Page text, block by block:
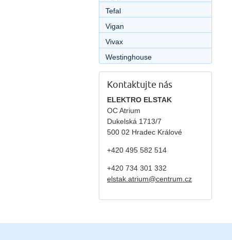
Tefal
Vigan
Vivax
Westinghouse
Kontaktujte nás
ELEKTRO ELSTAK
OC Atrium
Dukelská 1713/7
500 02 Hradec Králové
+420 495 582 514
+420 734 301 332
elstak.atrium@centrum.cz